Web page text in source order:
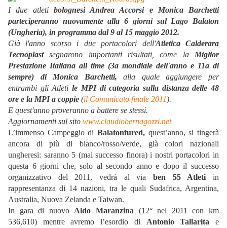
I due atleti bolognesi Andrea Accorsi e Monica Barchetti
parteciperanno nuovamente alla 6 giorni sul Lago Balaton
(Ungheria), in programma dal 9 al 15 maggio 2012.
Già l'anno scorso i due portacolori dell'Atletica Calderara
Tecnoplastsegnarono importanti risultati, come la Miglior
Prestazione Italiana all time (3a mondiale dell'anno e 11a di
sempre) di Monica Barchetti, alla quale aggiungere per
entrambi gli Atletile MPI di categoria sulla distanza delle 48
ore e la MPI a coppie (il Comunicato finale 2011).
E quest'anno proveranno a battere se stessi.
Aggiornamenti sul sito www.claudiobernagozzi.net
L’immenso Campeggio di Balatonfured, quest’anno, si tingerà
ancora di più di bianco/rosso/verde, già colori nazionali
ungheresi: saranno 5 (mai successo finora) i nostri portacolori in
questa 6 giorni che, solo al secondo anno e dopo il successo
organizzativo del 2011, vedrà al via ben 55 Atleti in
rappresentanza di 14 nazioni, tra le quali Sudafrica, Argentina,
Australia, Nuova Zelanda e Taiwan.
In gara di nuovo Aldo Maranzina (12° nel 2011 con km
536,610) mentre avremo l’esordio di Antonio Tallarita e